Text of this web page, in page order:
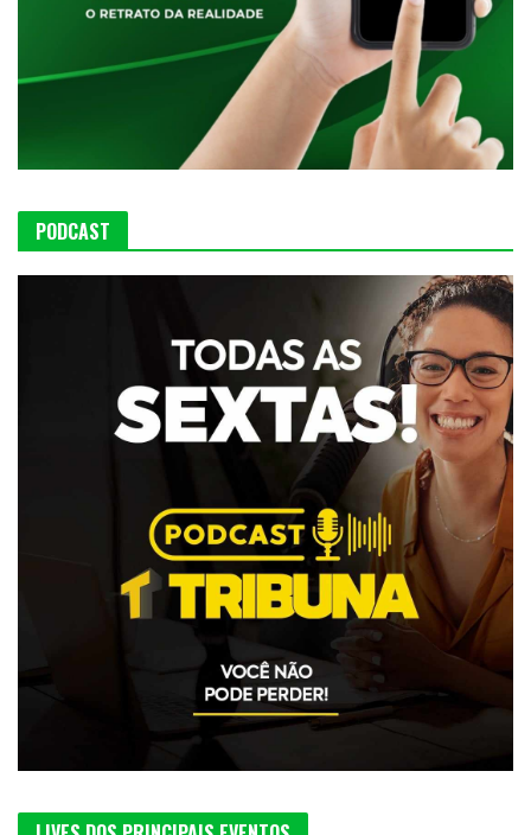
PODCAST